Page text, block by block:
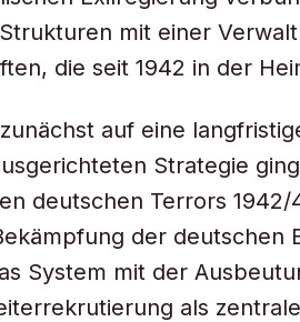
mit einer
die seit 1942 in der
auf eine
Strategie
deutschen Terrors
der deutschen
System mit der
als